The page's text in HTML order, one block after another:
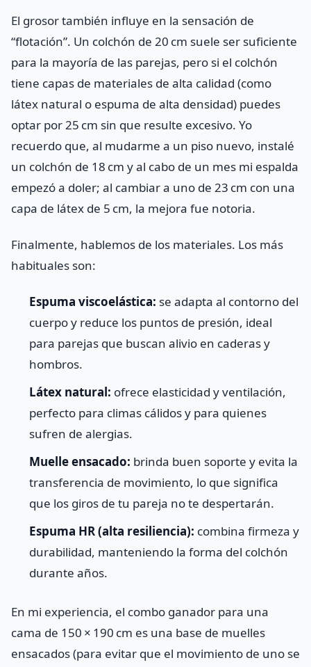
El grosor también influye en la sensación de
“flotación”. Un colchón de 20 cm suele ser suficiente
para la mayoría de las parejas, pero si el colchón
tiene capas de materiales de alta calidad (como
látex natural o espuma de alta densidad) puedes
optar por 25 cm sin que resulte excesivo. Yo
recuerdo que, al mudarme a un piso nuevo, instalé
un colchón de 18 cm y al cabo de un mes mi espalda
empezó a doler; al cambiar a uno de 23 cm con una
capa de látex de 5 cm, la mejora fue notoria.
Finalmente, hablemos de los materiales. Los más
habituales son:
Espuma viscoelástica: se adapta al contorno del
cuerpo y reduce los puntos de presión, ideal
para parejas que buscan alivio en caderas y
hombros.
Látex natural: ofrece elasticidad y ventilación,
perfecto para climas cálidos y para quienes
sufren de alergias.
Muelle ensacado: brinda buen soporte y evita la
transferencia de movimiento, lo que significa
que los giros de tu pareja no te despertarán.
Espuma HR (alta resiliencia): combina firmeza y
durabilidad, manteniendo la forma del colchón
durante años.
En mi experiencia, el combo ganador para una
cama de 150 × 190 cm es una base de muelles
ensacados (para evitar que el movimiento de uno se